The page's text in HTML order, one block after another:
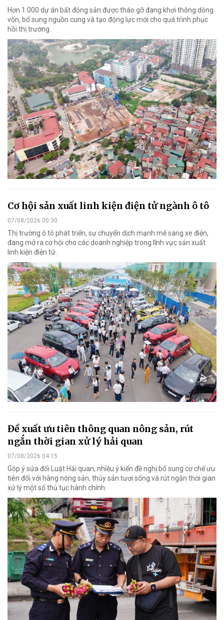
Hơn 1.000 dự án bất động sản được tháo gỡ đang khơi thông dòng
vốn, bổ sung nguồn cung và tạo động lực mới cho quá trình phục
hồi thị trường.
Cơ hội sản xuất linh kiện điện tử ngành ô tô
07/08/2026 00:30
Thị trường ô tô phát triển, sự chuyển dịch mạnh mẽ sang xe điện,
đang mở ra cơ hội cho các doanh nghiệp trong lĩnh vực sản xuất
linh kiện điện tử.
Đề xuất ưu tiên thông quan nông sản, rút
ngắn thời gian xử lý hải quan
07/08/2026 04:15
Góp ý sửa đổi Luật Hải quan, nhiều ý kiến đề nghị bổ sung cơ chế ưu
tiên đối với hàng nông sản, thủy sản tươi sống và rút ngắn thời gian
xử lý một số thủ tục hành chính.